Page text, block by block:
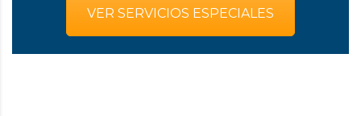
VER SERVICIOS ESPECIALES